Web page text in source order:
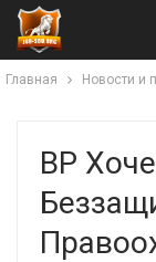
Главная Новости и
ВР